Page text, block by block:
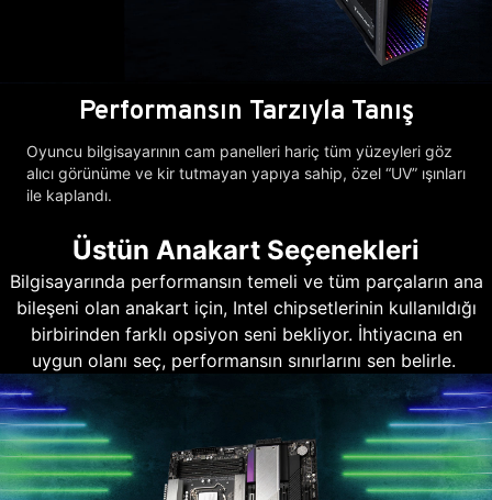
Performansın Tarzıyla Tanış
Oyuncu bilgisayarının cam panelleri hariç tüm yüzeyleri göz
alıcı görünüme ve kir tutmayan yapıya sahip, özel “UV” ışınları
ile kaplandı.
Üstün Anakart Seçenekleri
Bilgisayarında performansın temeli ve tüm parçaların ana
bileşeni olan anakart için, Intel chipsetlerinin kullanıldığı
birbirinden farklı opsiyon seni bekliyor. İhtiyacına en
uygun olanı seç, performansın sınırlarını sen belirle.